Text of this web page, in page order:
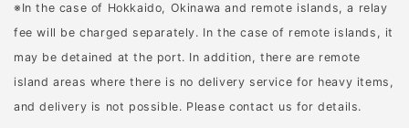
※In the case of Hokkaido, Okinawa and remote islands, a relay
fee will be charged separately. In the case of remote islands, it
may be detained at the port. In addition, there are remote
island areas where there is no delivery service for heavy items,
and delivery is not possible. Please contact us for details.